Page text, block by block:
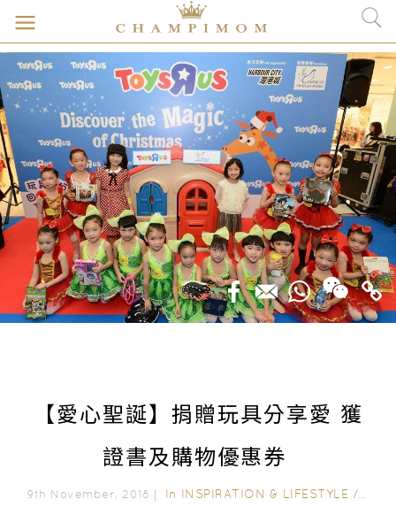
【愛心聖誕】捐贈玩具分享愛 獲
證書及購物優惠券
9th November, 2018｜ In INSPIRATION & LIFESTYLE /